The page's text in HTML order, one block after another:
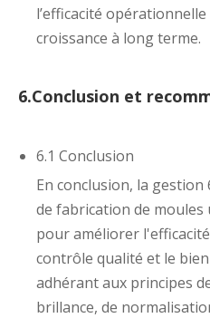
l’efficacité
croissance à long terme.
6.Conclusion et
6.1 Conclusion
En conclusion, la
de fabrication de
pour améliorer
contrôle qualité et le
adhérant aux principes
brillance, de